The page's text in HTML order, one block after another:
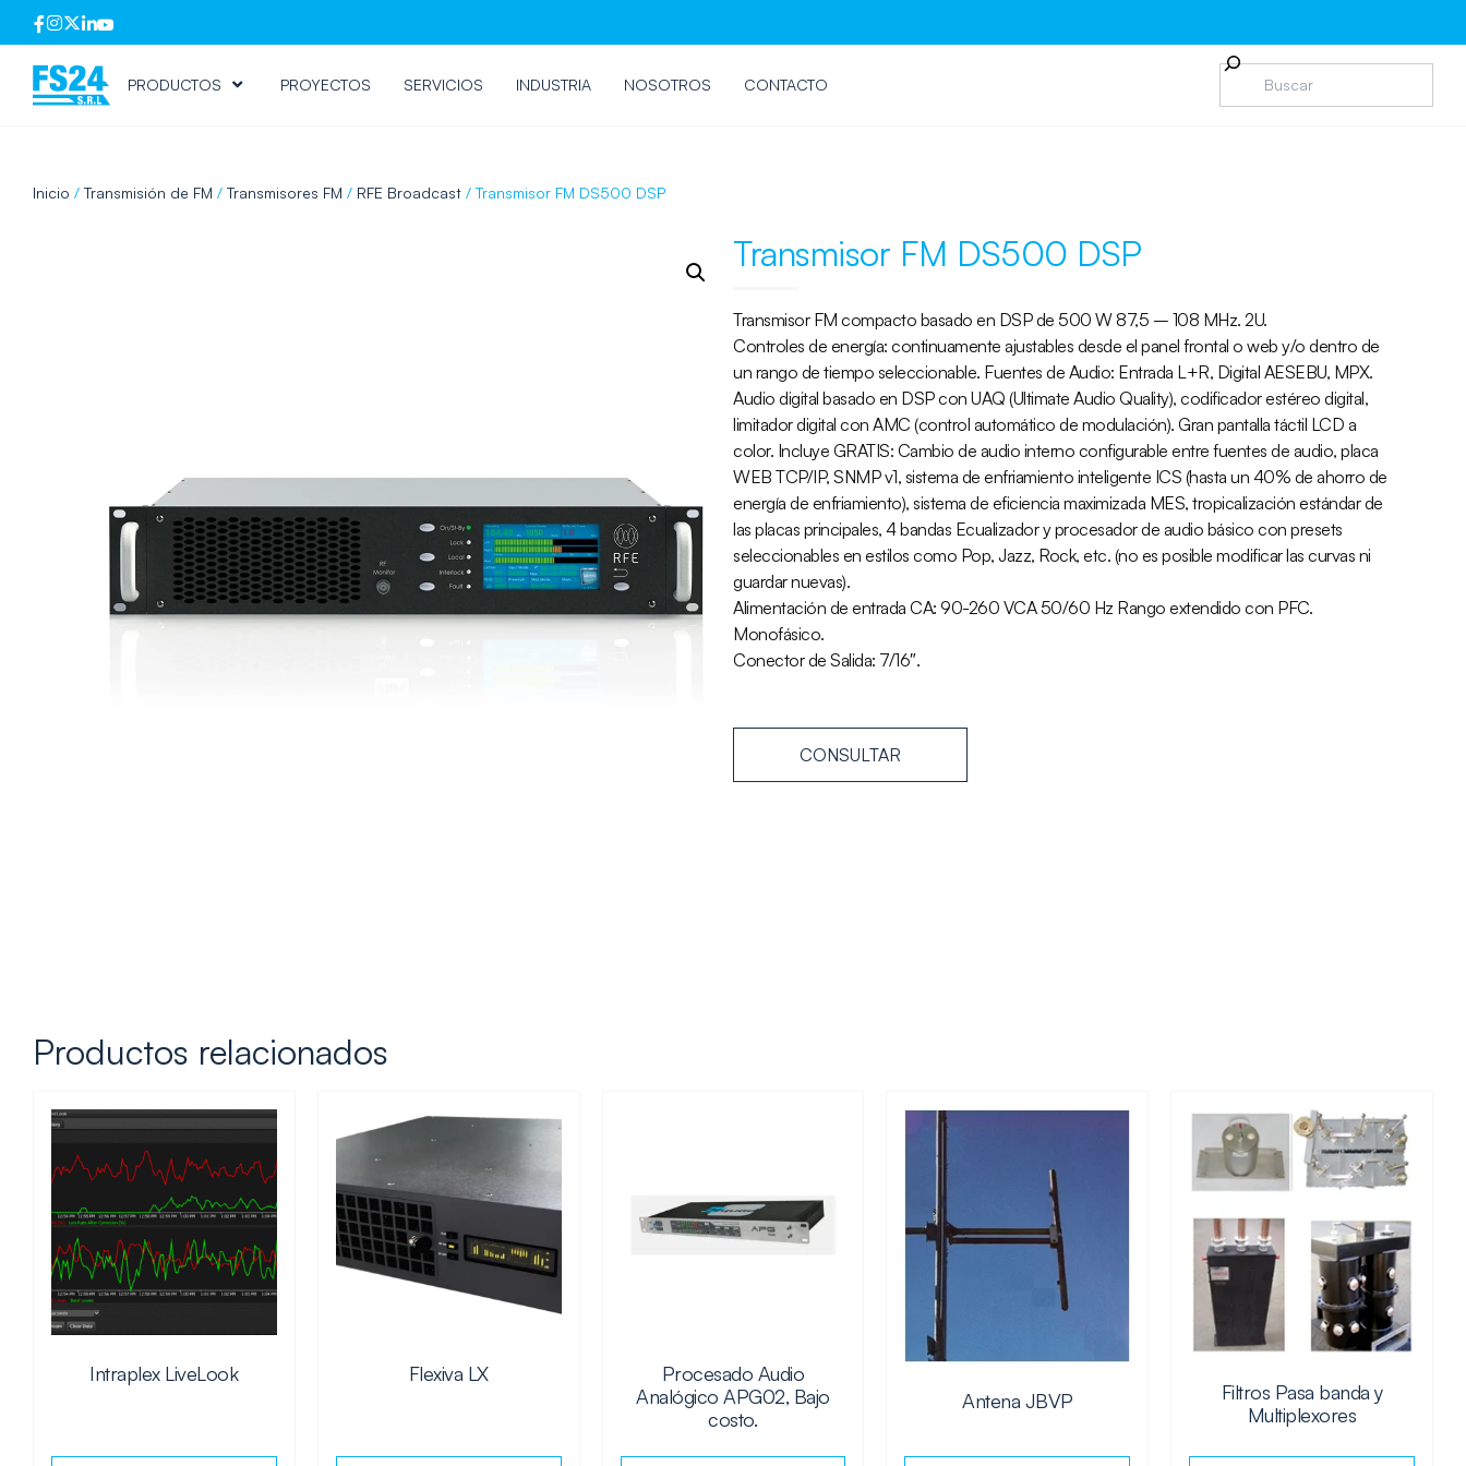
PRODUCTOS PROYECTOS SERVICIOS INDUSTRIA NOSOTROS CONTACTO
Inicio / Transmisión de FM / Transmisores FM / RFE Broadcast / Transmisor FM DS500 DSP
Transmisor FM DS500 DSP
Transmisor FM compacto basado en DSP de 500 W 87,5 – 108 MHz. 2U.
Controles de energía: continuamente ajustables desde el panel frontal o web y/o dentro de
un rango de tiempo seleccionable. Fuentes de Audio: Entrada L+R, Digital AESEBU, MPX.
Audio digital basado en DSP con UAQ (Ultimate Audio Quality), codificador estéreo digital,
limitador digital con AMC (control automático de modulación). Gran pantalla táctil LCD a
color. Incluye GRATIS: Cambio de audio interno configurable entre fuentes de audio, placa
WEB TCP/IP, SNMP v1, sistema de enfriamiento inteligente ICS (hasta un 40% de ahorro de
energía de enfriamiento), sistema de eficiencia maximizada MES, tropicalización estándar de
las placas principales, 4 bandas Ecualizador y procesador de audio básico con presets
seleccionables en estilos como Pop, Jazz, Rock, etc. (no es posible modificar las curvas ni
guardar nuevas).
Alimentación de entrada CA: 90-260 VCA 50/60 Hz Rango extendido con PFC.
Monofásico.
Conector de Salida: 7/16″.
CONSULTAR
Productos relacionados
Intraplex LiveLook Flexiva LX
Procesado Audio
Analógico APG02, Bajo
costo.
Antena JBVP
Filtros Pasa banda y
Multiplexores